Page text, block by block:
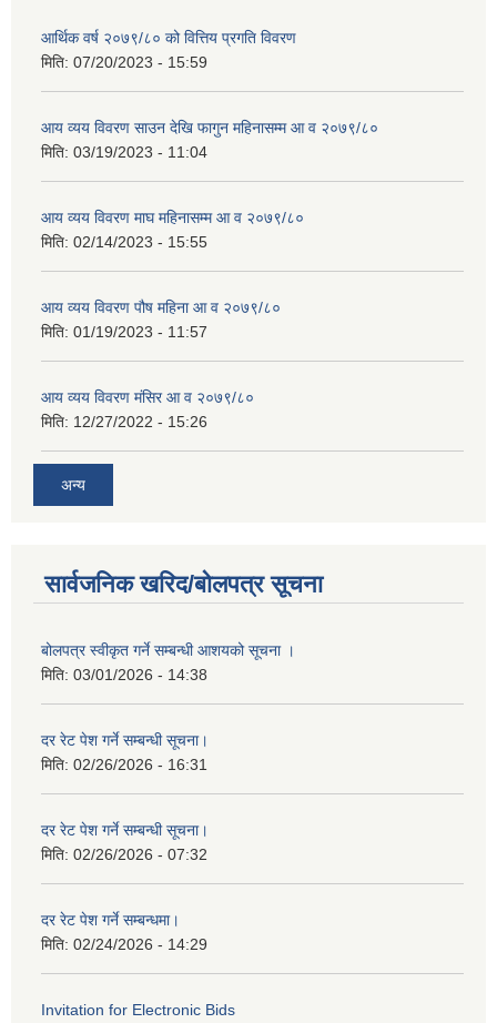
आर्थिक वर्ष २०७९/८० को वित्तिय प्रगति विवरण
मिति: 07/20/2023 - 15:59
आय व्यय विवरण साउन देखि फागुन महिनासम्म आ व २०७९/८०
मिति: 03/19/2023 - 11:04
आय व्यय विवरण माघ महिनासम्म आ व २०७९/८०
मिति: 02/14/2023 - 15:55
आय व्यय विवरण पौष महिना आ व २०७९/८०
मिति: 01/19/2023 - 11:57
आय व्यय विवरण मंसिर आ व २०७९/८०
मिति: 12/27/2022 - 15:26
अन्य
सार्वजनिक खरिद/बोलपत्र सूचना
बोलपत्र स्वीकृत गर्ने सम्बन्धी आशयको सूचना ।
मिति: 03/01/2026 - 14:38
दर रेट पेश गर्ने सम्बन्धी सूचना।
मिति: 02/26/2026 - 16:31
दर रेट पेश गर्ने सम्बन्धी सूचना।
मिति: 02/26/2026 - 07:32
दर रेट पेश गर्ने सम्बन्धमा।
मिति: 02/24/2026 - 14:29
Invitation for Electronic Bids